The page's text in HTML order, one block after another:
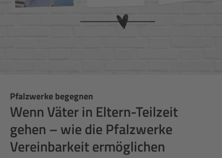
Pfalzwerke begegnen
Wenn Väter in Eltern-Teilzeit
gehen – wie die Pfalzwerke
Vereinbarkeit ermöglichen